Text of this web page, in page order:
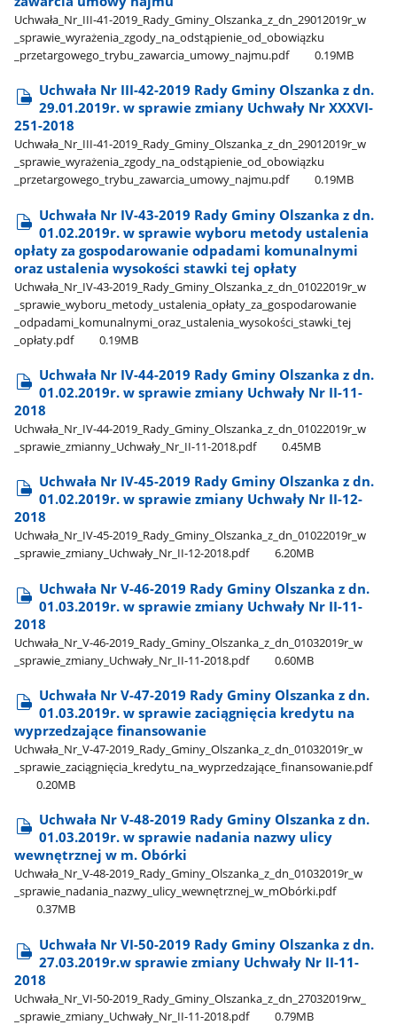
Uchwała​_Nr​_III-41-2019​_Rady​_Gminy​_Olszanka​_z​_dn​_29012019r​_w​
_sprawie​_wyrażenia​_zgody​_na​_odstąpienie​_od​_obowiązku​
_przetargowego​_trybu​_zawarcia​_umowy​_najmu.pdf
0.19MB
Uchwała Nr III-42-2019 Rady Gminy Olszanka z dn.
29.01.2019r. w sprawie zmiany Uchwały Nr XXXVI-
251-2018
Uchwała​_Nr​_III-41-2019​_Rady​_Gminy​_Olszanka​_z​_dn​_29012019r​_w​
_sprawie​_wyrażenia​_zgody​_na​_odstąpienie​_od​_obowiązku​
_przetargowego​_trybu​_zawarcia​_umowy​_najmu.pdf
0.19MB
Uchwała Nr IV-43-2019 Rady Gminy Olszanka z dn.
01.02.2019r. w sprawie wyboru metody ustalenia
opłaty za gospodarowanie odpadami komunalnymi
oraz ustalenia wysokości stawki tej opłaty
Uchwała​_Nr​_IV-43-2019​_Rady​_Gminy​_Olszanka​_z​_dn​_01022019r​_w​
_sprawie​_wyboru​_metody​_ustalenia​_opłaty​_za​_gospodarowanie​
_odpadami​_komunalnymi​_oraz​_ustalenia​_wysokości​_stawki​_tej​
_opłaty.pdf
0.19MB
Uchwała Nr IV-44-2019 Rady Gminy Olszanka z dn.
01.02.2019r. w sprawie zmiany Uchwały Nr II-11-
2018
Uchwała​_Nr​_IV-44-2019​_Rady​_Gminy​_Olszanka​_z​_dn​_01022019r​_w​
_sprawie​_zmianny​_Uchwały​_Nr​_II-11-2018.pdf
0.45MB
Uchwała Nr IV-45-2019 Rady Gminy Olszanka z dn.
01.02.2019r. w sprawie zmiany Uchwały Nr II-12-
2018
Uchwała​_Nr​_IV-45-2019​_Rady​_Gminy​_Olszanka​_z​_dn​_01022019r​_w​
_sprawie​_zmiany​_Uchwały​_Nr​_II-12-2018.pdf
6.20MB
Uchwała Nr V-46-2019 Rady Gminy Olszanka z dn.
01.03.2019r. w sprawie zmiany Uchwały Nr II-11-
2018
Uchwała​_Nr​_V-46-2019​_Rady​_Gminy​_Olszanka​_z​_dn​_01032019r​_w​
_sprawie​_zmiany​_Uchwały​_Nr​_II-11-2018.pdf
0.60MB
Uchwała Nr V-47-2019 Rady Gminy Olszanka z dn.
01.03.2019r. w sprawie zaciągnięcia kredytu na
wyprzedzające finansowanie
Uchwała​_Nr​_V-47-2019​_Rady​_Gminy​_Olszanka​_z​_dn​_01032019r​_w​
_sprawie​_zaciągnięcia​_kredytu​_na​_wyprzedzające​_finansowanie.pdf
0.20MB
Uchwała Nr V-48-2019 Rady Gminy Olszanka z dn.
01.03.2019r. w sprawie nadania nazwy ulicy
wewnętrznej w m. Obórki
Uchwała​_Nr​_V-48-2019​_Rady​_Gminy​_Olszanka​_z​_dn​_01032019r​_w​
_sprawie​_nadania​_nazwy​_ulicy​_wewnętrznej​_w​_mObórki.pdf
0.37MB
Uchwała Nr VI-50-2019 Rady Gminy Olszanka z dn.
27.03.2019r.w sprawie zmiany Uchwały Nr II-11-
2018
Uchwała​_Nr​_VI-50-2019​_Rady​_Gminy​_Olszanka​_z​_dn​_27032019rw​_​
_sprawie​_zmiany​_Uchwały​_Nr​_II-11-2018.pdf
0.79MB